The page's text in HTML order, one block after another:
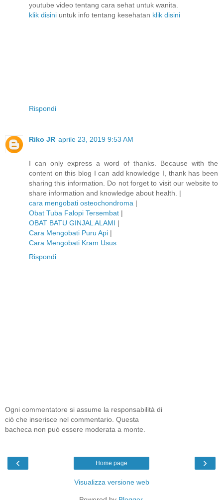
youtube video tentang cara sehat untuk wanita.
klik disini untuk info tentang kesehatan klik disini
Rispondi
Riko JR aprile 23, 2019 9:53 AM
I can only express a word of thanks. Because with the
content on this blog I can add knowledge I, thank has been
sharing this information. Do not forget to visit our website to
share information and knowledge about health. |
cara mengobati osteochondroma |
Obat Tuba Falopi Tersembat |
OBAT BATU GINJAL ALAMI |
Cara Mengobati Puru Api |
Cara Mengobati Kram Usus
Rispondi
Ogni commentatore si assume la responsabilità di
ciò che inserisce nel commentario. Questa
bacheca non può essere moderata a monte.
‹ ›
Home page
Visualizza versione web